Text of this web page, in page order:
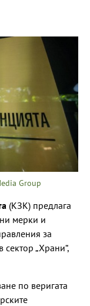
Group
(КЗК) предлага
мерки и
за
„Храни“,
по веригата